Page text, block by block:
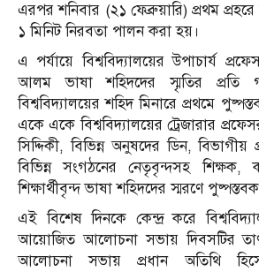
এরপর শনিবার (২১ ফেব্রুয়ারি) প্রথম প্রহরে
১ মিনিট নিরবতা পালন করা হয়।
এ পর্যায়ে বিশ্ববিদ্যালয়ের উপাচার্য
আলম ভাষা শহিদদের স্মৃতির প্রতি
বিশ্ববিদ্যালয়ের শহিদ মিনারে প্রথমে
একে একে বিশ্ববিদ্যালয়ের ট্রেজারার
সিদ্দিকী, বিভিন্ন অনুষদের ডিন, বিভাগীয়
বিভিন্ন সংগঠনের নেতৃবৃন্দসহ শিক্ষক,
শিক্ষার্থীবৃন্দ ভাষা শহিদদের স্মরণে
এই বিশেষ দিনকে কেন্দ্র করে
আয়োজিত আলোচনা সভায় দিবসটির
আলোচনা সভায় প্রধান অতিথি